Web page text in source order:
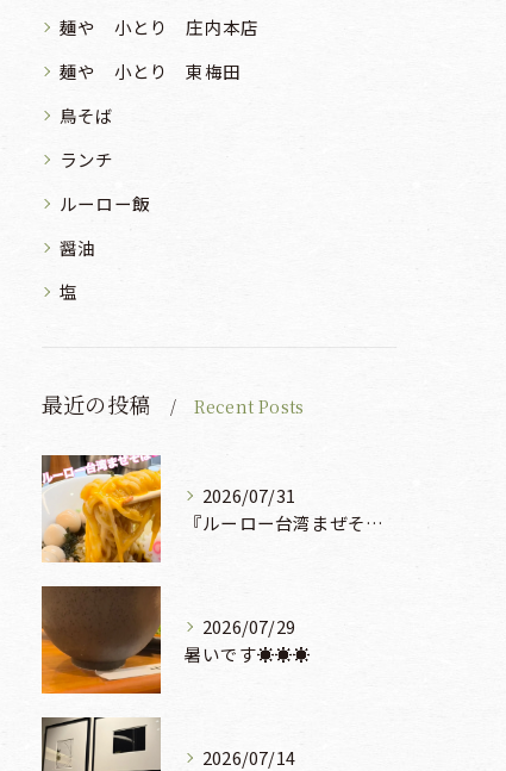
麺や 小とり 庄内本店
麺や 小とり 東梅田
鳥そば
ランチ
ルーロー飯
醤油
塩
最近の投稿 Recent Posts
2026/07/31
『ルーロー台湾まぜそば』930円🍜🫧
2026/07/29
暑いです☀️☀️☀️
2026/07/14